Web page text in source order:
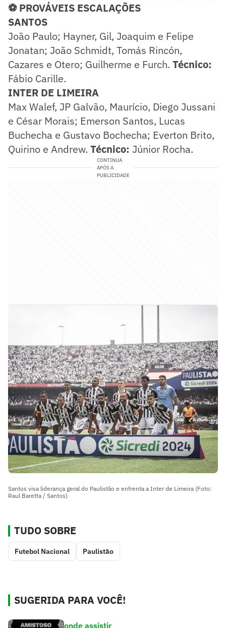
⚽ PROVÁVEIS ESCALAÇÕES
SANTOS
João Paulo; Hayner, Gil, Joaquim e Felipe
Jonatan; João Schmidt, Tomás Rincón,
Cazares e Otero; Guilherme e Furch. Técnico:
Fábio Carille.
INTER DE LIMEIRA
Max Walef, JP Galvão, Maurício, Diego Jussani
e César Morais; Emerson Santos, Lucas
Buchecha e Gustavo Bochecha; Everton Brito,
Quirino e Andrew. Técnico: Júnior Rocha.
CONTINUA
APÓS A
PUBLICIDADE
Santos visa liderança geral do Paulistão e enfrenta a Inter de Limeira (Foto:
Raul Baretta / Santos)
TUDO SOBRE
Futebol Nacional Paulistão
SUGERIDA PARA VOCÊ!
onde assistir